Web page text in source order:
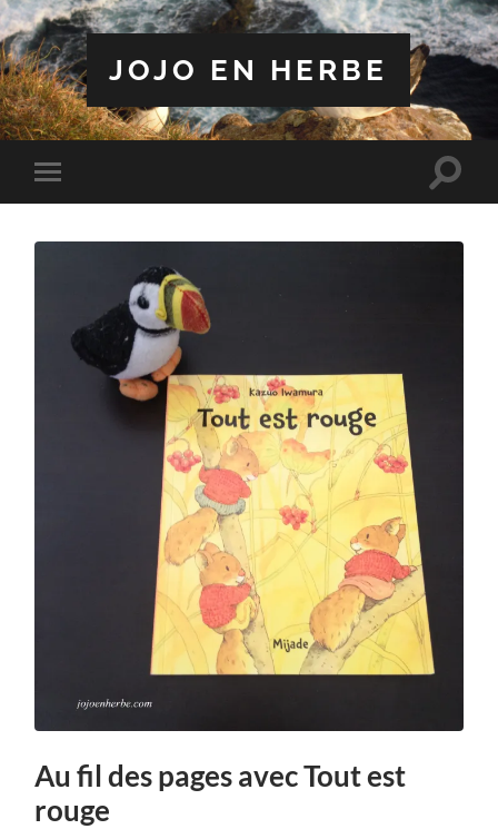
JOJO EN HERBE
Toggle
mobile
Toggle
Au fil des pages avec Tout est
rouge